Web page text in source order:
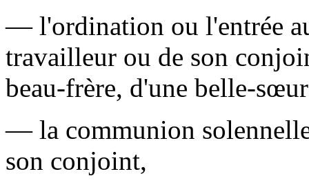
— l'ordination ou l'entrée
travailleur ou de son
beau-frère, d'une belle-
— la communion
son conjoint,